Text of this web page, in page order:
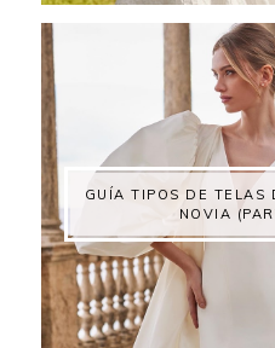
GUÍA TIPOS DE TELAS
NOVIA